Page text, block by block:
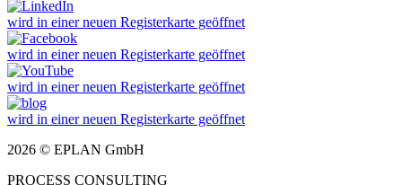
wird in einer neuen Registerkarte geöffnet
wird in einer neuen Registerkarte geöffnet
wird in einer neuen Registerkarte geöffnet
wird in einer neuen Registerkarte geöffnet
2026 © EPLAN GmbH
PROCESS CONSULTING